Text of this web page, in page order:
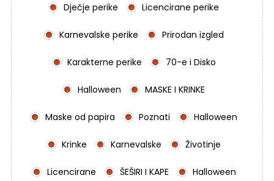
Dječje perike Licencirane perike
Karnevalske perike Prirodan izgled
Karakterne perike 70-e i Disko
Halloween MASKE I KRINKE
Maske od papira Poznati Halloween
Krinke Karnevalske Životinje
Licencirane ŠEŠIRI I KAPE Halloween